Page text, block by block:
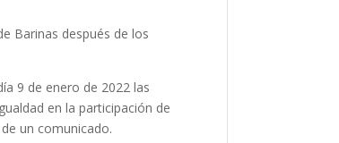
Barinas después de los
9 de enero de 2022 las
en la participación de
un comunicado.